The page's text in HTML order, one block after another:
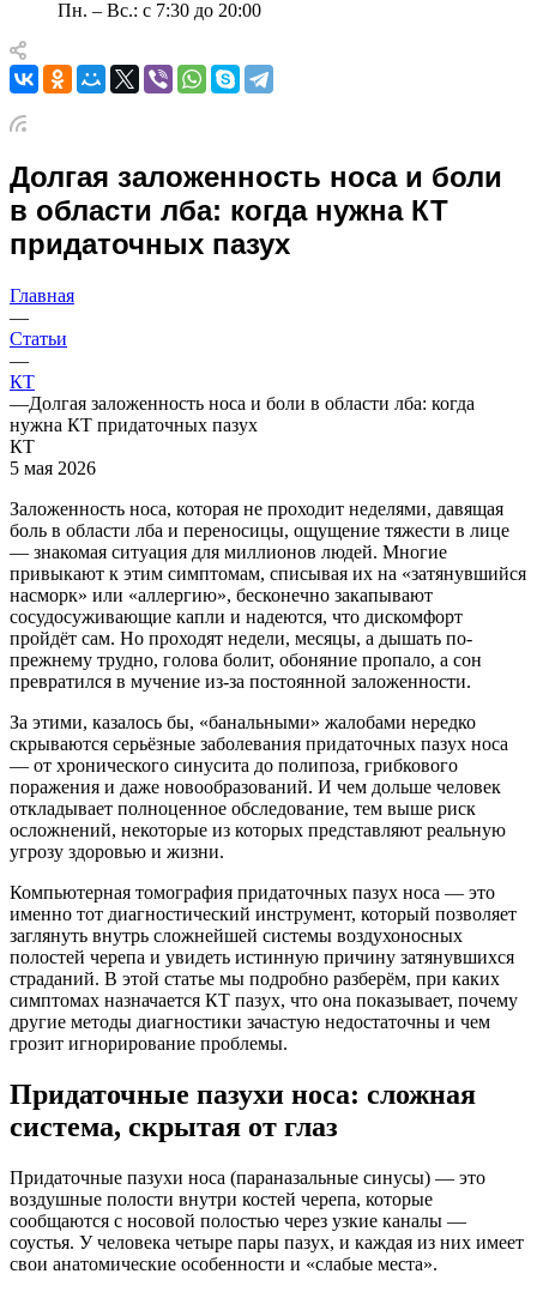
Пн. – Вс.: с 7:30 до 20:00
Долгая заложенность носа и боли
в области лба: когда нужна КТ
придаточных пазух
Главная
—
Статьи
—
КТ
—Долгая заложенность носа и боли в области лба: когда
нужна КТ придаточных пазух
КТ
5 мая 2026
Заложенность носа, которая не проходит неделями, давящая
боль в области лба и переносицы, ощущение тяжести в лице
— знакомая ситуация для миллионов людей. Многие
привыкают к этим симптомам, списывая их на «затянувшийся
насморк» или «аллергию», бесконечно закапывают
сосудосуживающие капли и надеются, что дискомфорт
пройдёт сам. Но проходят недели, месяцы, а дышать по-
прежнему трудно, голова болит, обоняние пропало, а сон
превратился в мучение из-за постоянной заложенности.
За этими, казалось бы, «банальными» жалобами нередко
скрываются серьёзные заболевания придаточных пазух носа
— от хронического синусита до полипоза, грибкового
поражения и даже новообразований. И чем дольше человек
откладывает полноценное обследование, тем выше риск
осложнений, некоторые из которых представляют реальную
угрозу здоровью и жизни.
Компьютерная томография придаточных пазух носа — это
именно тот диагностический инструмент, который позволяет
заглянуть внутрь сложнейшей системы воздухоносных
полостей черепа и увидеть истинную причину затянувшихся
страданий. В этой статье мы подробно разберём, при каких
симптомах назначается КТ пазух, что она показывает, почему
другие методы диагностики зачастую недостаточны и чем
грозит игнорирование проблемы.
Придаточные пазухи носа: сложная
система, скрытая от глаз
Придаточные пазухи носа (параназальные синусы) — это
воздушные полости внутри костей черепа, которые
сообщаются с носовой полостью через узкие каналы —
соустья. У человека четыре пары пазух, и каждая из них имеет
свои анатомические особенности и «слабые места».